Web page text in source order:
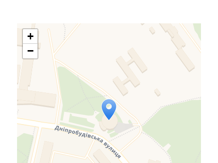
Travelers' Map is loading...
If you see this after your
page is loaded completely,
leafletJS files are missing.
+
−